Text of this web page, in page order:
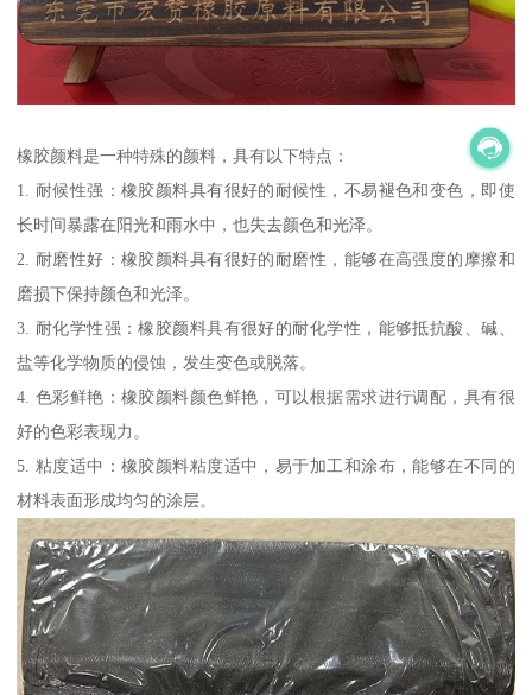
橡胶颜料是一种特殊的颜料，具有以下特点：
1. 耐候性强：橡胶颜料具有很好的耐候性，不易褪色和变色，即使
长时间暴露在阳光和雨水中，也失去颜色和光泽。
2. 耐磨性好：橡胶颜料具有很好的耐磨性，能够在高强度的摩擦和
磨损下保持颜色和光泽。
3. 耐化学性强：橡胶颜料具有很好的耐化学性，能够抵抗酸、碱、
盐等化学物质的侵蚀，发生变色或脱落。
4. 色彩鲜艳：橡胶颜料颜色鲜艳，可以根据需求进行调配，具有很
好的色彩表现力。
5. 粘度适中：橡胶颜料粘度适中，易于加工和涂布，能够在不同的
材料表面形成均匀的涂层。